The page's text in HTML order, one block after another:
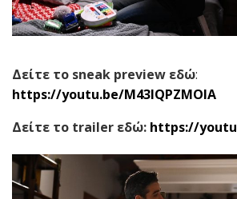
Δείτε το sneak preview εδώ:
https://youtu.be/M43IQPZMOlA
Δείτε το trailer εδώ: https://youtu